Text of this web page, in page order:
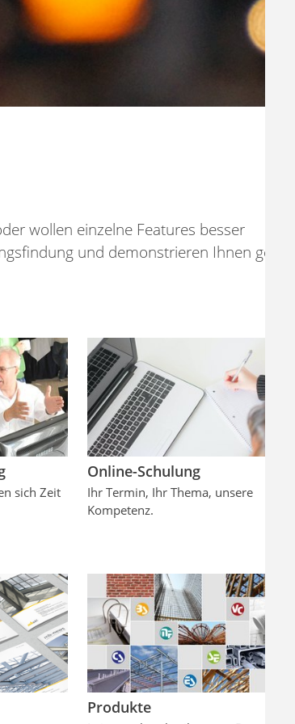
wollen einzelne Features besser
und demonstrieren Ihnen gerne
sich Zeit
Online-Schulung
Ihr Termin, Ihr Thema, unsere
Kompetenz.
Produkte